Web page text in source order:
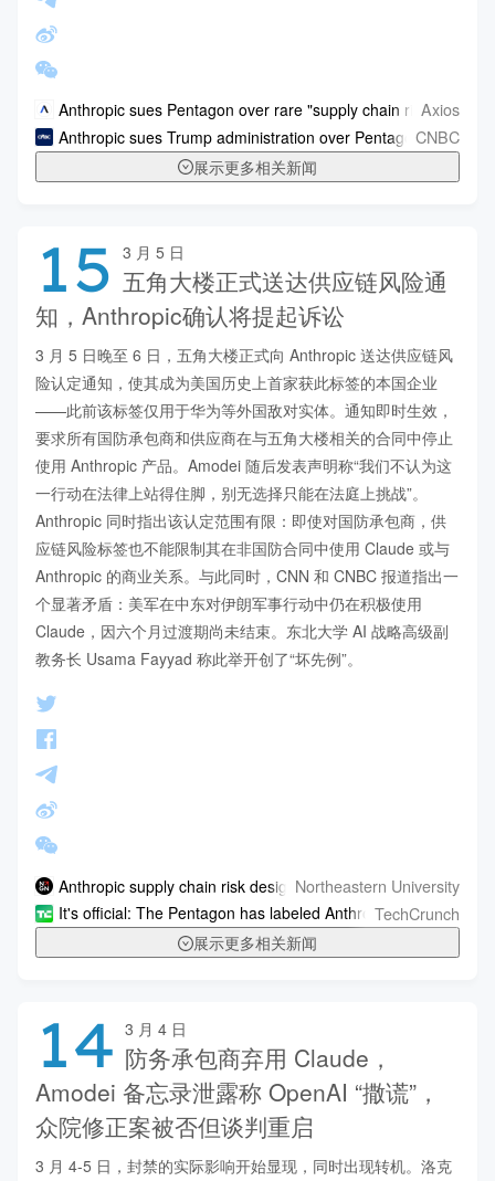
Anthropic sues Pentagon over rare "supply chain risk" label
Axios
Anthropic sues Trump administration over Pentagon blacklist
CNBC
展示更多相关新闻
15 3 月 5 日
五角大楼正式送达供应链风险通
知，Anthropic确认将提起诉讼
3 月 5 日晚至 6 日，五角大楼正式向 Anthropic 送达供应链风
险认定通知，使其成为美国历史上首家获此标签的本国企业
——此前该标签仅用于华为等外国敌对实体。通知即时生效，
要求所有国防承包商和供应商在与五角大楼相关的合同中停止
使用 Anthropic 产品。Amodei 随后发表声明称“我们不认为这
一行动在法律上站得住脚，别无选择只能在法庭上挑战”。
Anthropic 同时指出该认定范围有限：即使对国防承包商，供
应链风险标签也不能限制其在非国防合同中使用 Claude 或与
Anthropic 的商业关系。与此同时，CNN 和 CNBC 报道指出一
个显著矛盾：美军在中东对伊朗军事行动中仍在积极使用
Claude，因六个月过渡期尚未结束。东北大学 AI 战略高级副
教务长 Usama Fayyad 称此举开创了“坏先例”。
Anthropic supply chain risk designation could chill innovation,
Northeastern University
It's official: The Pentagon has labeled Anthropic a supply-
TechCrunch
展示更多相关新闻
14 3 月 4 日
防务承包商弃用 Claude，
Amodei 备忘录泄露称 OpenAI “撒谎”，
众院修正案被否但谈判重启
3 月 4-5 日，封禁的实际影响开始显现，同时出现转机。洛克